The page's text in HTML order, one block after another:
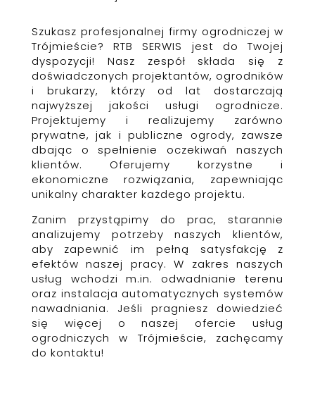
Szukasz profesjonalnej firmy ogrodniczej w
Trójmieście? RTB SERWIS jest do Twojej
dyspozycji! Nasz zespół składa się z
doświadczonych projektantów, ogrodników
i brukarzy, którzy od lat dostarczają
najwyższej jakości usługi ogrodnicze.
Projektujemy i realizujemy zarówno
prywatne, jak i publiczne ogrody, zawsze
dbając o spełnienie oczekiwań naszych
klientów. Oferujemy korzystne i
ekonomiczne rozwiązania, zapewniając
unikalny charakter każdego projektu.
Zanim przystąpimy do prac, starannie
analizujemy potrzeby naszych klientów,
aby zapewnić im pełną satysfakcję z
efektów naszej pracy. W zakres naszych
usług wchodzi m.in. odwadnianie terenu
oraz instalacja automatycznych systemów
nawadniania. Jeśli pragniesz dowiedzieć
się więcej o naszej ofercie usług
ogrodniczych w Trójmieście, zachęcamy
do kontaktu!